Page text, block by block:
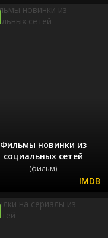
Фильмы новинки из
социальных сетей
(фильм)